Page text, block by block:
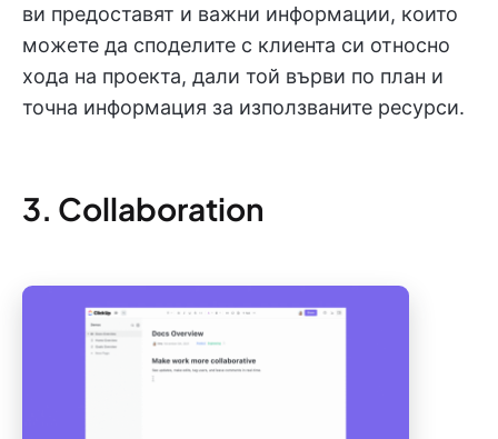
ви предоставят и важни информации, които
можете да споделите с клиента си относно
хода на проекта, дали той върви по план и
точна информация за използваните ресурси.
3. Collaboration